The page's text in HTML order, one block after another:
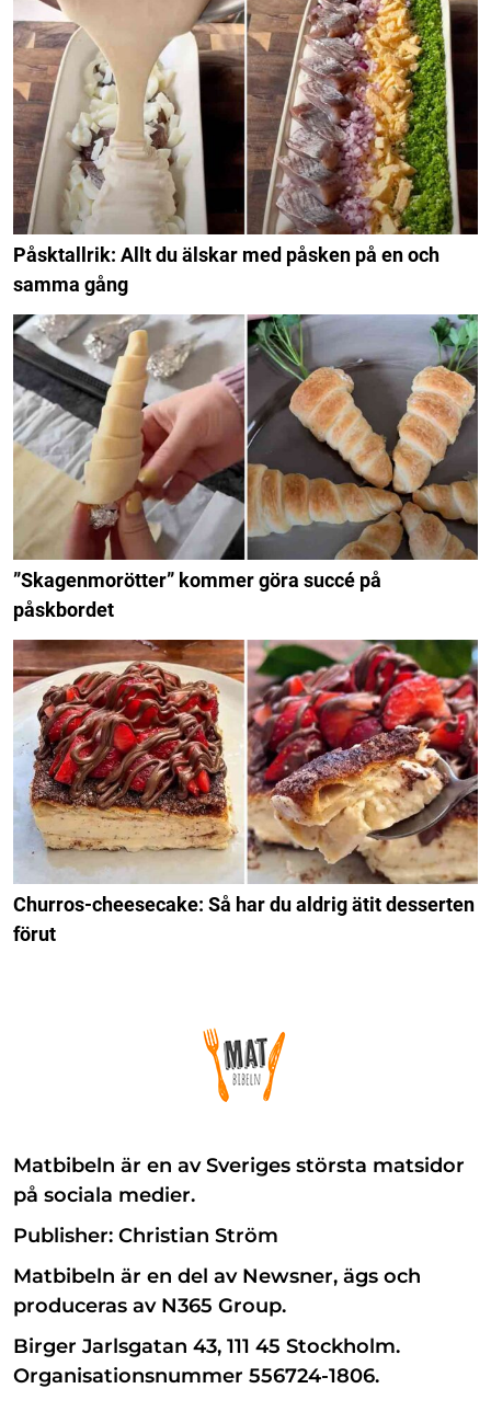
Påsktallrik: Allt du älskar med påsken på en och
samma gång
”Skagenmorötter” kommer göra succé på
påskbordet
Churros-cheesecake: Så har du aldrig ätit desserten
förut
Matbibeln är en av Sveriges största matsidor
på sociala medier.
Publisher: Christian Ström
Matbibeln är en del av Newsner, ägs och
produceras av N365 Group.
Birger Jarlsgatan 43, 111 45 Stockholm.
Organisationsnummer 556724-1806.